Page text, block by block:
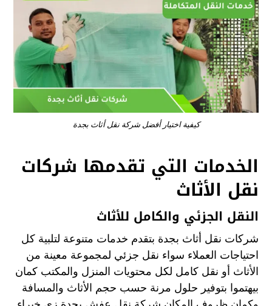
كيفية اختيار أفضل شركة نقل أثاث بجدة
الخدمات التي تقدمها شركات
نقل الأثاث
النقل الجزئي والكامل للأثاث
شركات نقل أثاث بجدة بتقدم خدمات متنوعة لتلبية كل
احتياجات العملاء سواء نقل جزئي لمجموعة معينة من
الأثاث أو نقل كامل لكل محتويات المنزل والمكتب كمان
بيهتموا بتوفير حلول مرنة حسب حجم الأثاث والمسافة